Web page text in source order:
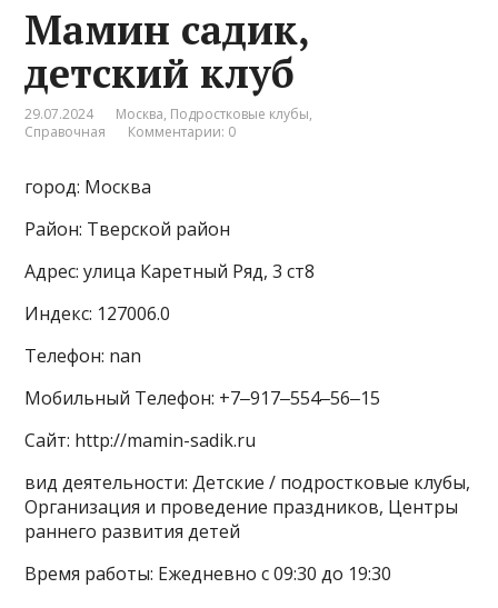
Мамин садик,
детский клуб
29.07.2024 Москва, Подростковые клубы,
Справочная
Комментарии: 0
город: Москва
Район: Тверской район
Адрес: улица Каретный Ряд, 3 ст8
Индекс: 127006.0
Телефон: nan
Мобильный Телефон: +7‒917‒554‒56‒15
Сайт: http://mamin-sadik.ru
вид деятельности: Детские / подростковые клубы,
Организация и проведение праздников, Центры
раннего развития детей
Время работы: Ежедневно с 09:30 до 19:30